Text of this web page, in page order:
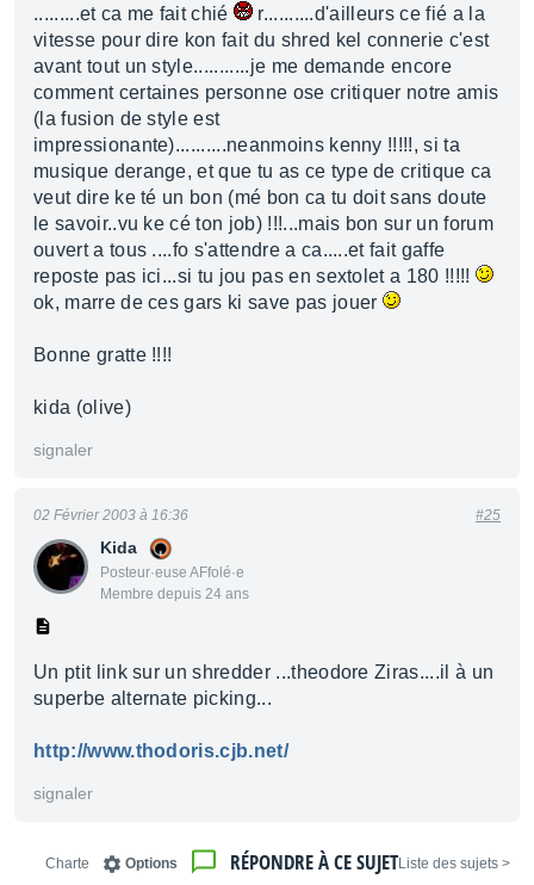
.........et ca me fait chié
r..........d'ailleurs ce fié a la
vitesse pour dire kon fait du shred kel connerie c'est
avant tout un style...........je me demande encore
comment certaines personne ose critiquer notre amis
(la fusion de style est
impressionante)..........neanmoins kenny !!!!!, si ta
musique derange, et que tu as ce type de critique ca
veut dire ke té un bon (mé bon ca tu doit sans doute
le savoir..vu ke cé ton job) !!!...mais bon sur un forum
ouvert a tous ....fo s'attendre a ca.....et fait gaffe
reposte pas ici...si tu jou pas en sextolet a 180 !!!!!
ok, marre de ces gars ki save pas jouer
Bonne gratte !!!!
kida (olive)
signaler
Kida
Posteur·euse AFfolé·e
Membre depuis 24 ans
02 Février 2003 à 16:36 #25
Un ptit link sur un shredder ...theodore Ziras....il à un
superbe alternate picking...
http://www.thodoris.cjb.net/
signaler
< Liste des sujets
RÉPONDRE À CE SUJET
Options
Charte